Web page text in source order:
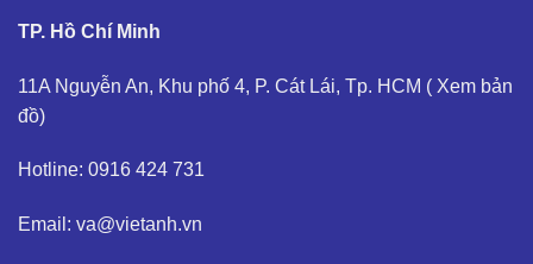
TP. Hồ Chí Minh
11A Nguyễn An, Khu phố 4, P. Cát Lái, Tp. HCM ( Xem bản
đồ)
Hotline: 0916 424 731
Email: va@vietanh.vn